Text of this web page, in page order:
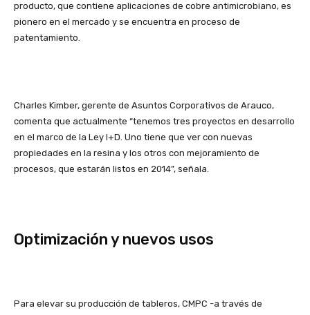
producto, que contiene aplicaciones de cobre antimicrobiano, es
pionero en el mercado y se encuentra en proceso de
patentamiento.
Charles Kimber, gerente de Asuntos Corporativos de Arauco,
comenta que actualmente “tenemos tres proyectos en desarrollo
en el marco de la Ley I+D. Uno tiene que ver con nuevas
propiedades en la resina y los otros con mejoramiento de
procesos, que estarán listos en 2014”, señala.
Optimización y nuevos usos
Para elevar su producción de tableros, CMPC -a través de